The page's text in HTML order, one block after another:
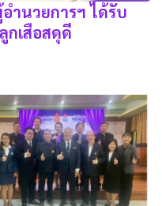
ำนวยการฯ ได้รับ
กเสือสดุดี